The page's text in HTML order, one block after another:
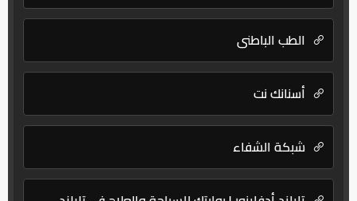
الطب الباطني
أسنانك نت
شبكة الشفاء